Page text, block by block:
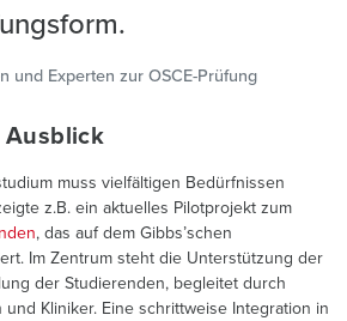
und Experten zur OSCE-Prüfung
Ausblick
muss vielfältigen Bedürfnissen
z.B. ein aktuelles Pilotprojekt zum
, das auf dem Gibbs’schen
Im Zentrum steht die Unterstützung der
der Studierenden, begleitet durch
Kliniker. Eine schrittweise Integration in